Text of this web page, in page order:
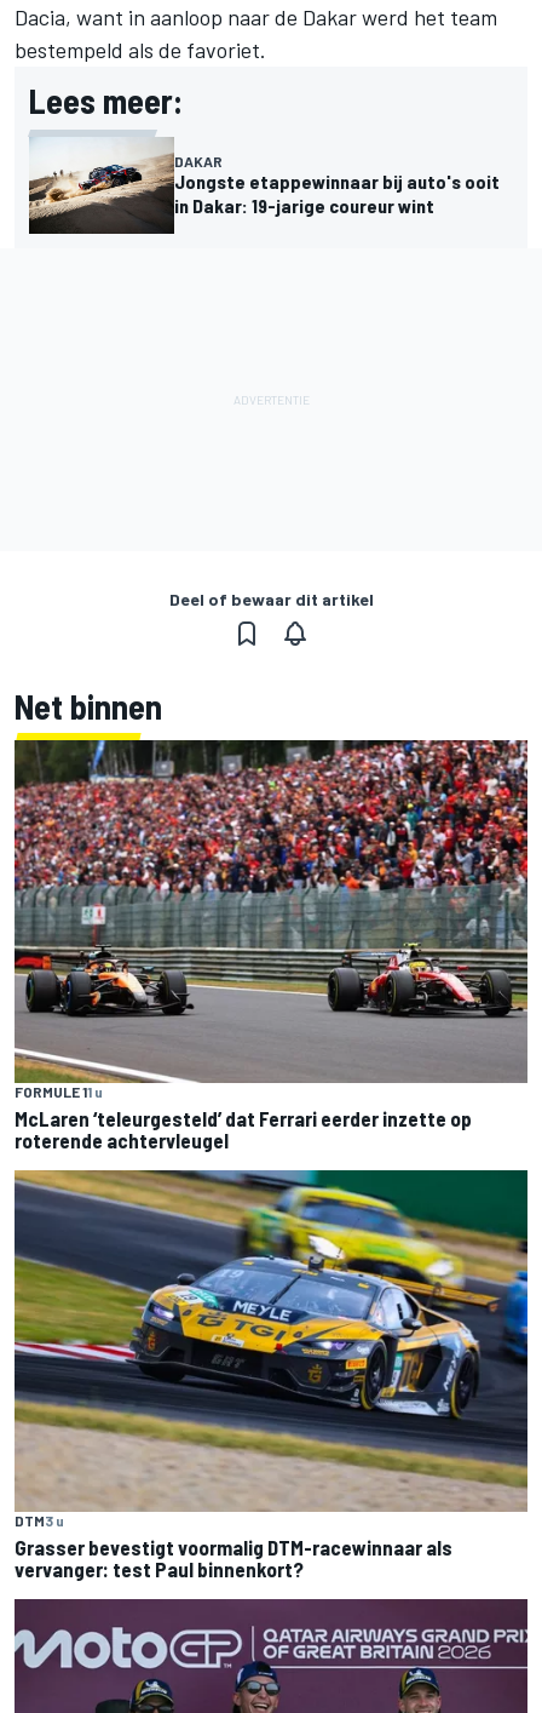
Dacia, want in aanloop naar de Dakar werd het team
bestempeld als de favoriet.
Lees meer:
DAKAR
Jongste etappewinnaar bij auto's ooit
in Dakar: 19-jarige coureur wint
Deel of bewaar dit artikel
Net binnen
FORMULE 11 u
McLaren ‘teleurgesteld’ dat Ferrari eerder inzette op
roterende achtervleugel
DTM3 u
Grasser bevestigt voormalig DTM-racewinnaar als
vervanger: test Paul binnenkort?